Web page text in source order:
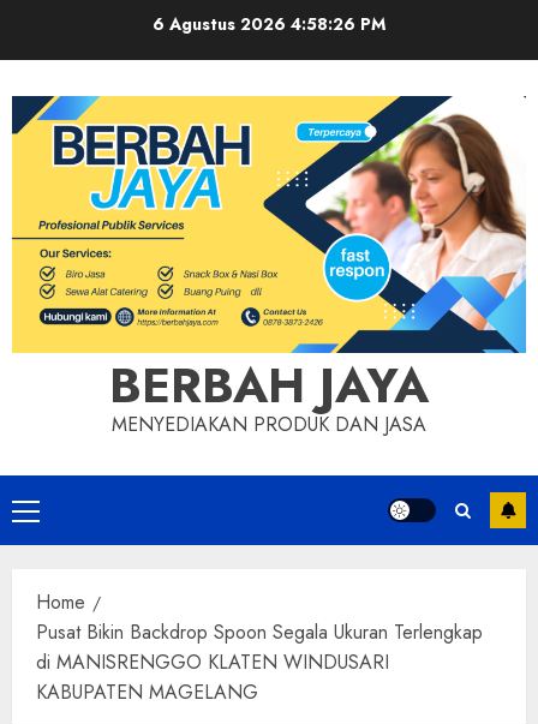
6 Agustus 2026 4:58:26 PM
BERBAH JAYA
MENYEDIAKAN PRODUK DAN JASA
Primary
Menu
Home
Pusat Bikin Backdrop Spoon Segala Ukuran Terlengkap
di MANISRENGGO KLATEN WINDUSARI
KABUPATEN MAGELANG